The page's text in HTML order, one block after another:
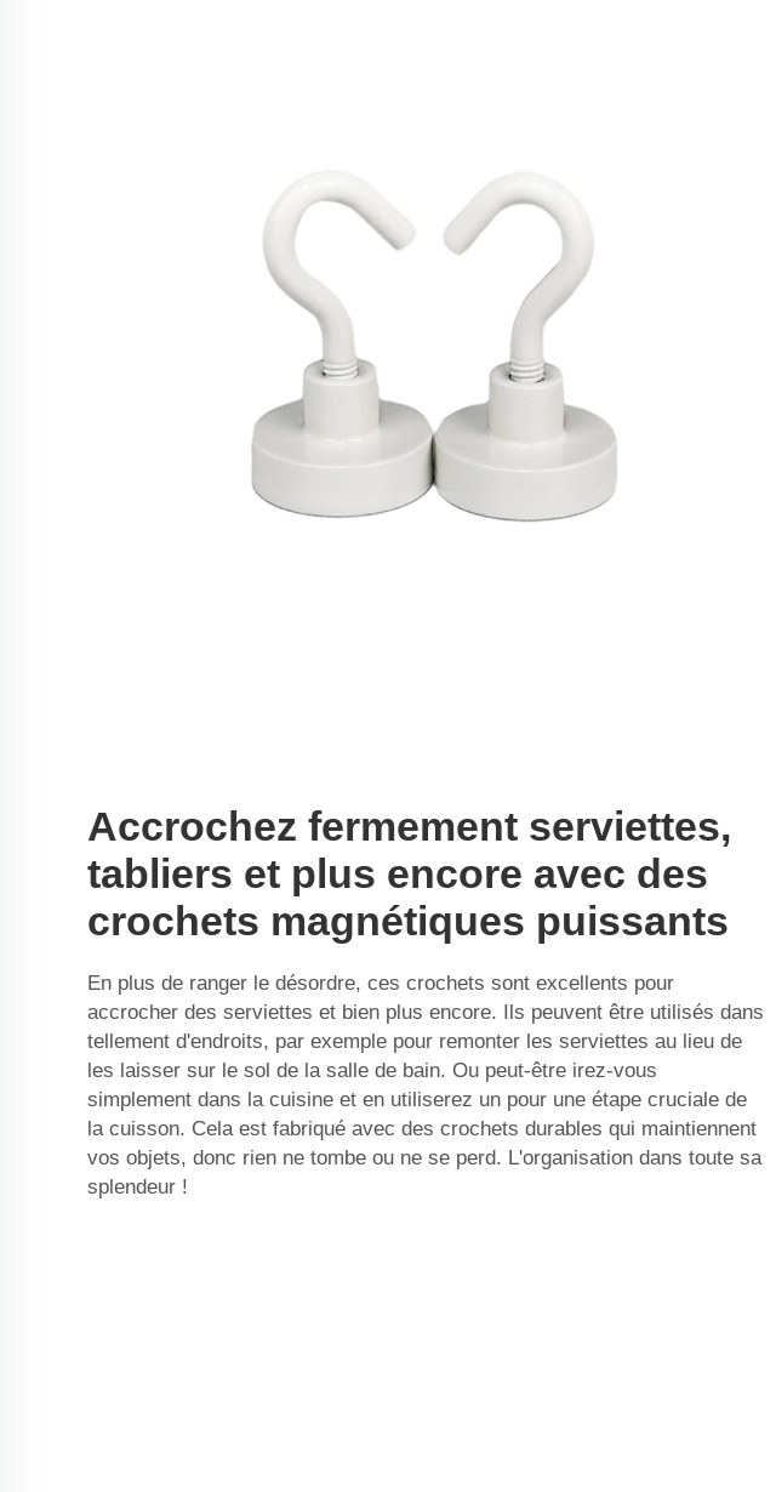
Accrochez fermement serviettes,
tabliers et plus encore avec des
crochets magnétiques puissants
En plus de ranger le désordre, ces crochets sont excellents pour
accrocher des serviettes et bien plus encore. Ils peuvent être utilisés dans
tellement d'endroits, par exemple pour remonter les serviettes au lieu de
les laisser sur le sol de la salle de bain. Ou peut-être irez-vous
simplement dans la cuisine et en utiliserez un pour une étape cruciale de
la cuisson. Cela est fabriqué avec des crochets durables qui maintiennent
vos objets, donc rien ne tombe ou ne se perd. L'organisation dans toute sa
splendeur !